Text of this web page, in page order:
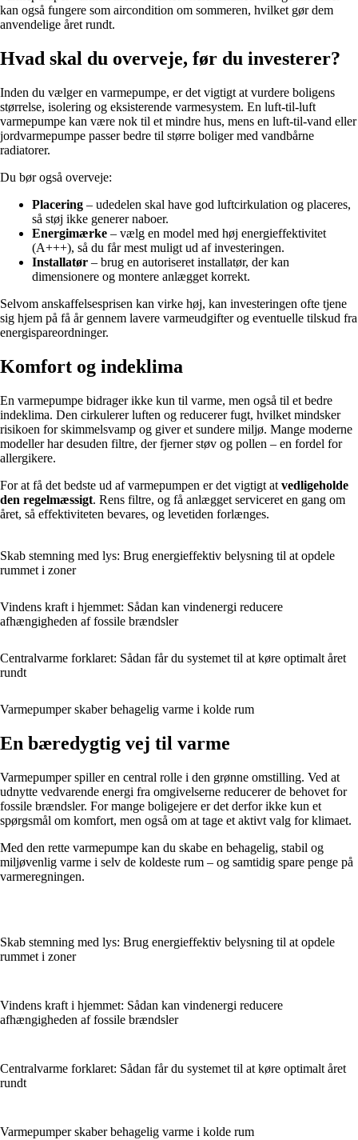
kan også fungere som aircondition om sommeren, hvilket gør dem
anvendelige året rundt.
Hvad skal du overveje, før du investerer?
Inden du vælger en varmepumpe, er det vigtigt at vurdere boligens
størrelse, isolering og eksisterende varmesystem. En luft-til-luft
varmepumpe kan være nok til et mindre hus, mens en luft-til-vand eller
jordvarmepumpe passer bedre til større boliger med vandbårne
radiatorer.
Du bør også overveje:
Placering – udedelen skal have god luftcirkulation og placeres,
så støj ikke generer naboer.
Energimærke – vælg en model med høj energieffektivitet
(A+++), så du får mest muligt ud af investeringen.
Installatør – brug en autoriseret installatør, der kan
dimensionere og montere anlægget korrekt.
Selvom anskaffelsesprisen kan virke høj, kan investeringen ofte tjene
sig hjem på få år gennem lavere varmeudgifter og eventuelle tilskud fra
energispareordninger.
Komfort og indeklima
En varmepumpe bidrager ikke kun til varme, men også til et bedre
indeklima. Den cirkulerer luften og reducerer fugt, hvilket mindsker
risikoen for skimmelsvamp og giver et sundere miljø. Mange moderne
modeller har desuden filtre, der fjerner støv og pollen – en fordel for
allergikere.
For at få det bedste ud af varmepumpen er det vigtigt at vedligeholde
den regelmæssigt. Rens filtre, og få anlægget serviceret en gang om
året, så effektiviteten bevares, og levetiden forlænges.
Skab stemning med lys: Brug energieffektiv belysning til at opdele
rummet i zoner
Vindens kraft i hjemmet: Sådan kan vindenergi reducere
afhængigheden af fossile brændsler
Centralvarme forklaret: Sådan får du systemet til at køre optimalt året
rundt
Varmepumper skaber behagelig varme i kolde rum
En bæredygtig vej til varme
Varmepumper spiller en central rolle i den grønne omstilling. Ved at
udnytte vedvarende energi fra omgivelserne reducerer de behovet for
fossile brændsler. For mange boligejere er det derfor ikke kun et
spørgsmål om komfort, men også om at tage et aktivt valg for klimaet.
Med den rette varmepumpe kan du skabe en behagelig, stabil og
miljøvenlig varme i selv de koldeste rum – og samtidig spare penge på
varmeregningen.
Skab stemning med lys: Brug energieffektiv belysning til at opdele
rummet i zoner
Vindens kraft i hjemmet: Sådan kan vindenergi reducere
afhængigheden af fossile brændsler
Centralvarme forklaret: Sådan får du systemet til at køre optimalt året
rundt
Varmepumper skaber behagelig varme i kolde rum